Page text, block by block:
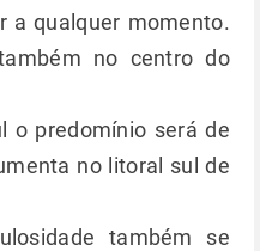
a qualquer momento.
no centro do
o predomínio será de
no litoral sul de
também se